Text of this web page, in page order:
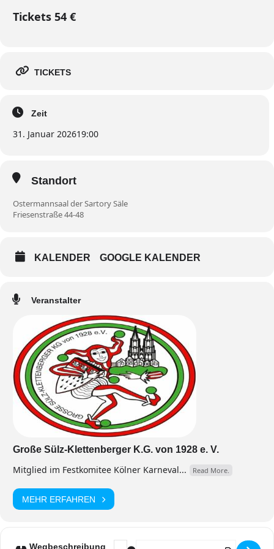
Tickets 54 €
TICKETS
Zeit
31. Januar 202619:00
Standort
Ostermannsaal der Sartory Säle
Friesenstraße 44-48
KALENDER GOOGLE KALENDER
Veranstalter
Große Sülz-Klettenberger K.G. von 1928 e. V.
Mitglied im Festkomitee Kölner Karneval... Read More.
MEHR ERFAHREN
Wegbeschreibung Address - Kostümsitzung
Destination Address -